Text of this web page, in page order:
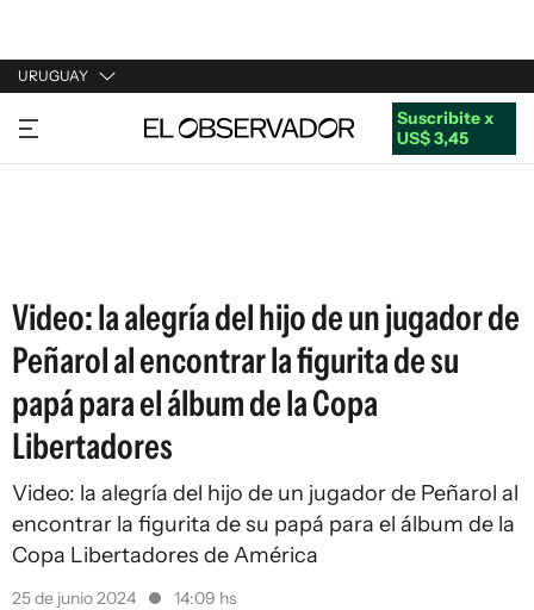
URUGUAY
URUGUAY
ARGENTINA
Suscribite x
US$ 3,45
Video: la alegría del hijo de un jugador de
Peñarol al encontrar la figurita de su
papá para el álbum de la Copa
Libertadores
Video: la alegría del hijo de un jugador de Peñarol al
encontrar la figurita de su papá para el álbum de la
Copa Libertadores de América
25 de junio 2024 14:09 hs